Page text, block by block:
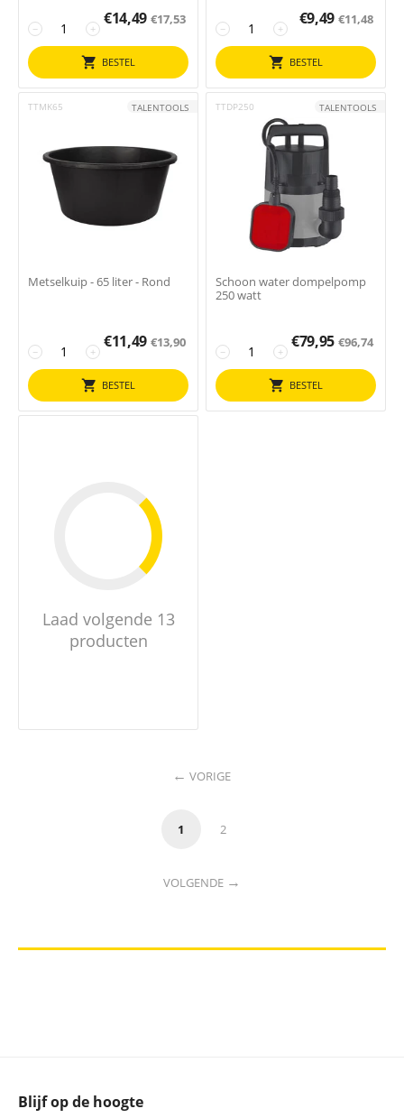
+
−
€14,49 €17,53
BESTEL
+
−
€9,49 €11,48
BESTEL
TTMK65 TALENTOOLS
Metselkuip - 65 liter - Rond
+
−
€11,49 €13,90
BESTEL
TTDP250 TALENTOOLS
Schoon water dompelpomp
250 watt
+
−
€79,95 €96,74
BESTEL
Laad volgende 13
producten
VORIGE
1 2
VOLGENDE
Blijf op de hoogte